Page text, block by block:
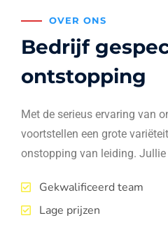
OVER ONS
Bedrijf
ontstopping
Met de serieus ervaring van
voortstellen een grote
onstopping van leiding. Jullie
Gekwalificeerd team
Lage prijzen